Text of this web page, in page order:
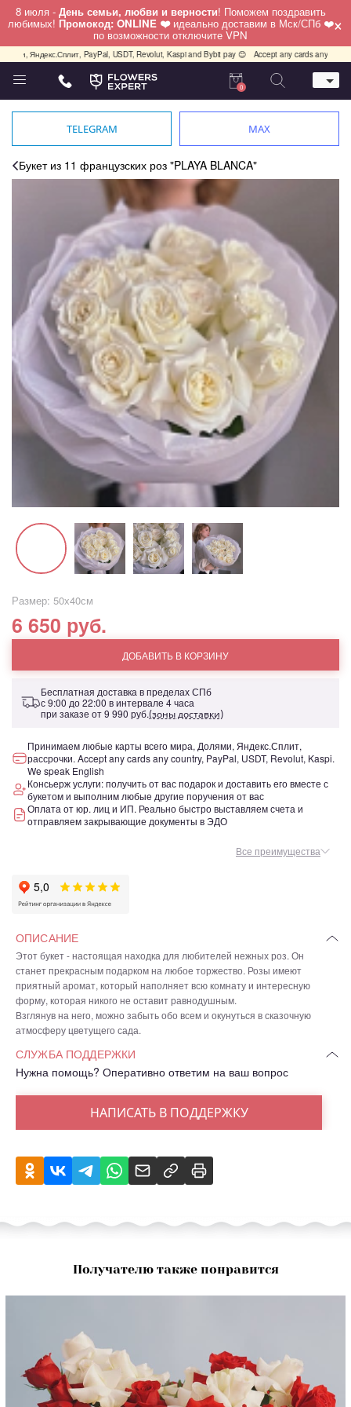
8 июля - День семьи, любви и верности! Поможем поздравить
любимых! Промокод: ONLINE ❤️ идеально доставим в Мск/СПб ❤️
по возможности отключите VPN ×
PayPal, USDT, Revolut, Kaspi and Bybit pay 😊 Accept any cards any country,
Телефон
+7 (812) 425 36 05
Санкт-Петербург,
Лизы Чайкиной 25
работаем круглосуточно
0
TELEGRAM MAX
Букет из 11 французских роз "PLAYA BLANCA"
Размер: 50х40см
6 650 руб.
ДОБАВИТЬ В КОРЗИНУ
Бесплатная доставка в пределах СПб
с 9:00 до 22:00 в интервале 4 часа
при заказе от9 990 руб.(зоны доставки)
Принимаем любые карты всего мира, Долями, Яндекс.Сплит,
рассрочки. Accept any cards any country, PayPal, USDT, Revolut, Kaspi.
We speak English
Консьерж услуги: получить от вас подарок и доставить его вместе с
букетом и выполним любые другие поручения от вас
Оплата от юр. лиц и ИП. Реально быстро выставляем счета и
отправляем закрывающие документы в ЭДО
Все преимущества
ОПИСАНИЕ
Этот букет - настоящая находка для любителей нежных роз. Он
станет прекрасным подарком на любое торжество. Розы имеют
приятный аромат, который наполняет всю комнату и интересную
форму, которая никого не оставит равнодушным.
Взглянув на него, можно забыть обо всем и окунуться в сказочную
атмосферу цветущего сада.
СЛУЖБА ПОДДЕРЖКИ
Нужна помощь? Оперативно ответим на ваш вопрос
НАПИСАТЬ В ПОДДЕРЖКУ
Получателю также понравится